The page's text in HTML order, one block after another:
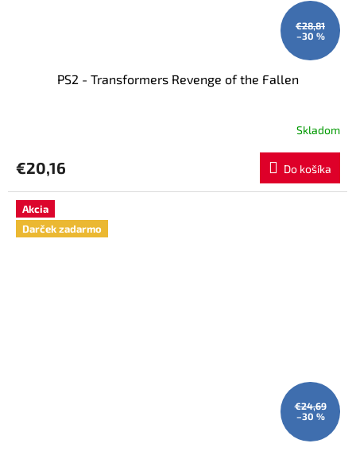
€28,81
–30 %
PS2 - Transformers Revenge of the Fallen
Skladom
€20,16 Do košíka
Akcia
Darček zadarmo
€24,69
–30 %